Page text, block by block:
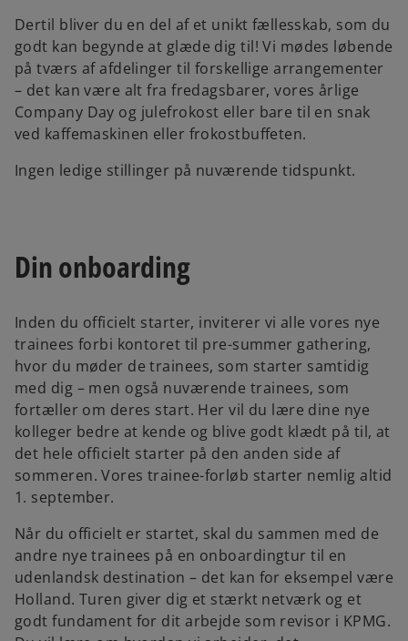
Dertil bliver du en del af et unikt fællesskab, som du
godt kan begynde at glæde dig til! Vi mødes løbende
på tværs af afdelinger til forskellige arrangementer
– det kan være alt fra fredagsbarer, vores årlige
Company Day og julefrokost eller bare til en snak
ved kaffemaskinen eller frokostbuffeten.
Ingen ledige stillinger på nuværende tidspunkt.
Din onboarding
Inden du officielt starter, inviterer vi alle vores nye
trainees forbi kontoret til pre-summer gathering,
hvor du møder de trainees, som starter samtidig
med dig – men også nuværende trainees, som
fortæller om deres start. Her vil du lære dine nye
kolleger bedre at kende og blive godt klædt på til, at
det hele officielt starter på den anden side af
sommeren. Vores trainee-forløb starter nemlig altid
1. september.
Når du officielt er startet, skal du sammen med de
andre nye trainees på en onboardingtur til en
udenlandsk destination – det kan for eksempel være
Holland. Turen giver dig et stærkt netværk og et
godt fundament for dit arbejde som revisor i KPMG.